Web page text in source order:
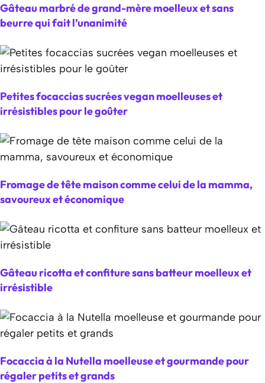
Gâteau marbré de grand-mère moelleux et sans
beurre qui fait l’unanimité
Petites focaccias sucrées vegan moelleuses et
irrésistibles pour le goûter
Fromage de tête maison comme celui de la mamma,
savoureux et économique
Gâteau ricotta et confiture sans batteur moelleux et
irrésistible
Focaccia à la Nutella moelleuse et gourmande pour
régaler petits et grands